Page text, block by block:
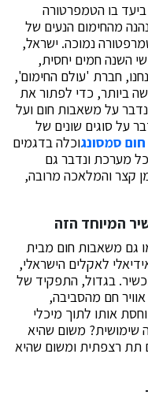
בו הטמפרטורה
מהחימום הנעים של
נמוכה. ישראל,
השנה חמים יחסית,
חברת 'עולם החימום',
ביותר, כדי לפתור את
על משאבות חום ועל
על סוגים שונים של
סמסונגוכלה בדגמים
מערכת ונדבר גם
קצר והמלאכה מרובה,
המיוחד הזה
גם משאבות חום מבית
לאקלים הישראלי,
בגדול, התפקיד של
חם מהסביבה,
אותו לתוך מיכלי
שימושית? משום שהיא
תת רצפתית ומשום שהיא